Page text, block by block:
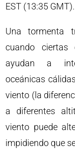
EST (13:35 GMT).
Una tormenta
cuando ciertas
ayudan a
oceánicas
viento (la
a diferentes
viento puede
impidiendo que